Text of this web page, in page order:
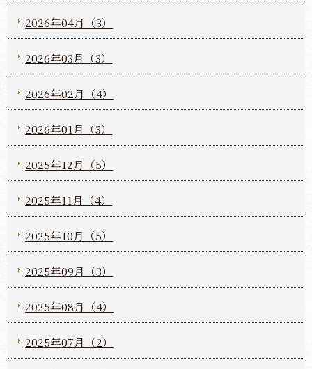
2026年04月（3）
2026年03月（3）
2026年02月（4）
2026年01月（3）
2025年12月（5）
2025年11月（4）
2025年10月（5）
2025年09月（3）
2025年08月（4）
2025年07月（2）